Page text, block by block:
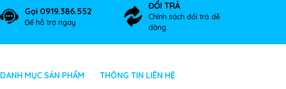
Gọi 0919.386.552
Để hỗ trợ ngay
ĐỔI TRẢ
Chính sách đổi trả dễ
dàng
DANH MỤC SẢN PHẨM THÔNG TIN LIÊN HỆ